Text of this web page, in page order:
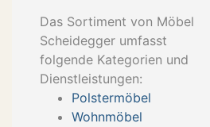
Das Sortiment von Möbel
Scheidegger umfasst
folgende Kategorien und
Dienstleistungen:
Polstermöbel
Wohnmöbel